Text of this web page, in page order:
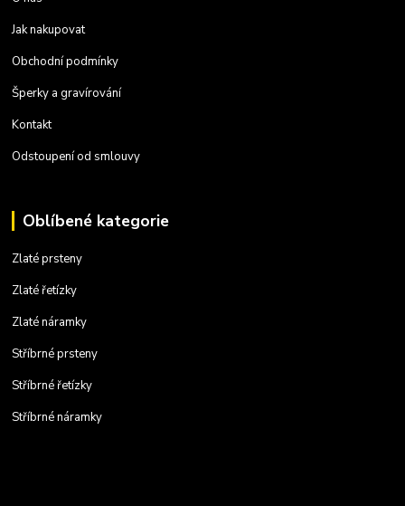
Jak nakupovat
Obchodní podmínky
Šperky a gravírování
Kontakt
Odstoupení od smlouvy
Oblíbené kategorie
Zlaté prsteny
Zlaté řetízky
Zlaté náramky
Stříbrné prsteny
Stříbrné řetízky
Stříbrné náramky